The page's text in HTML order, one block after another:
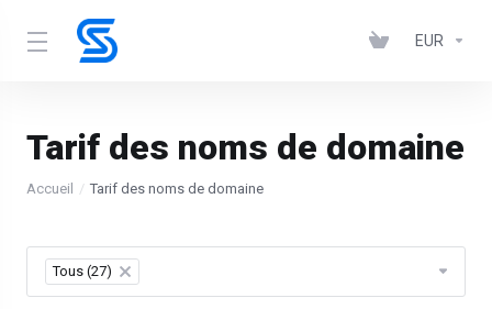
EUR
Tarif des noms de domaine
Accueil Tarif des noms de domaine
Tous (27) ×